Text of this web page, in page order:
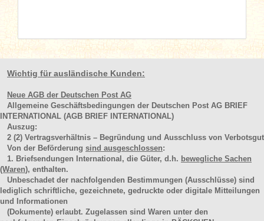
Wichtig für ausländische Kunden:
Neue AGB der Deutschen Post AG
Allgemeine Geschäftsbedingungen der Deutschen Post AG BRIEF
INTERNATIONAL (AGB BRIEF INTERNATIONAL)
Auszug:
2 (2) Vertragsverhältnis – Begründung und Ausschluss von Verbotsgut
Von der Beförderung sind ausgeschlossen:
1. Briefsendungen International, die Güter, d.h. bewegliche Sachen
(Waren), enthalten.
Unbeschadet der nachfolgenden Bestimmungen (Ausschlüsse) sind
lediglich schriftliche, gezeichnete, gedruckte oder digitale Mitteilungen
und Informationen
(Dokumente) erlaubt. Zugelassen sind Waren unter den